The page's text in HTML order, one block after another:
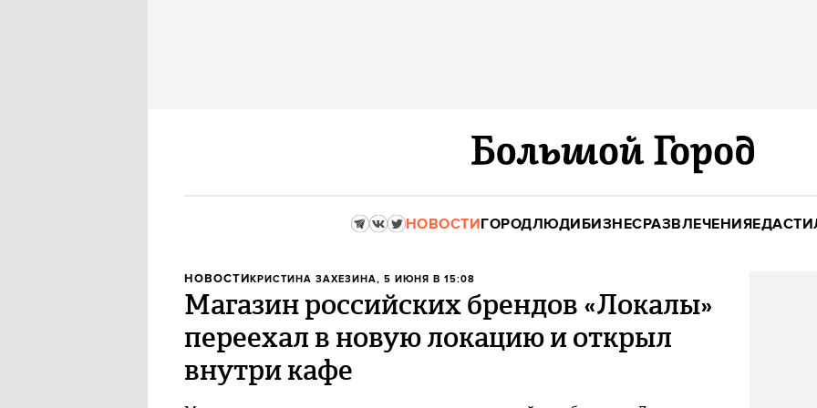
НОВОСТИГОРОДЛЮДИБИЗНЕСРАЗВЛЕЧЕНИЯЕДА
НОВОСТИКРИСТИНА ЗАХЕЗИНА, 5 ИЮНЯ В 15:08
Магазин российских брендов «Локалы»
переехал в новую локацию и открыл
внутри кафе